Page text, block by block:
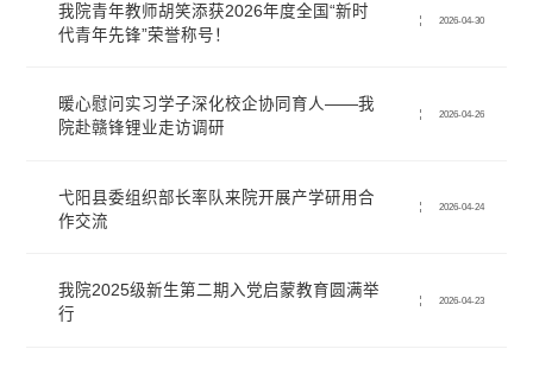
我院青年教师胡笑添获2026年度全国“新时
代青年先锋”荣誉称号！
2026-04-30
暖心慰问实习学子深化校企协同育人——我
院赴赣锋锂业走访调研
2026-04-26
‌弋阳县委组织部长率队来院开展产学研用合
作交流
2026-04-24
我院2025级新生第二期入党启蒙教育圆满举
行
2026-04-23